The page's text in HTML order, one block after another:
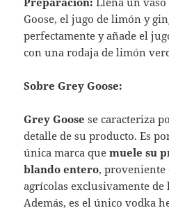
Goose, el jugo de limón y
perfectamente y añade el
con una rodaja de limón
Sobre Grey Goose:
Grey Goosese caracteriza
detalle de su producto. Es
única marca quemuele su
blando entero, proveniente
agrícolas exclusivamente de
Además, es el único vodka